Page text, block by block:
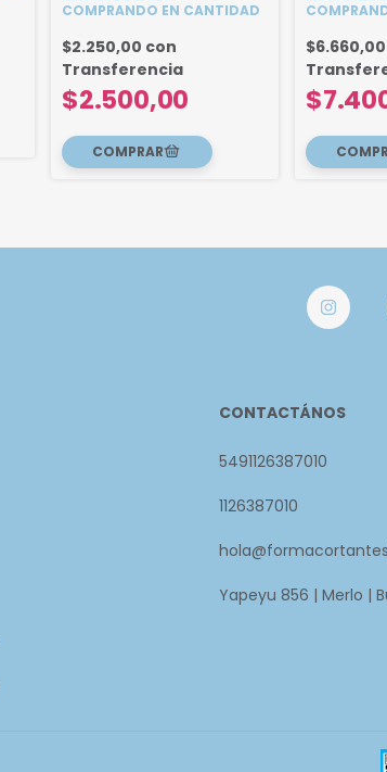
COMPRANDO EN CANTIDAD
$2.500,00
$2.250,00 con
Transferencia
$6.660,00
CONTACTÁNOS
5491126387010
1126387010
Yapeyu 856 | Merlo |